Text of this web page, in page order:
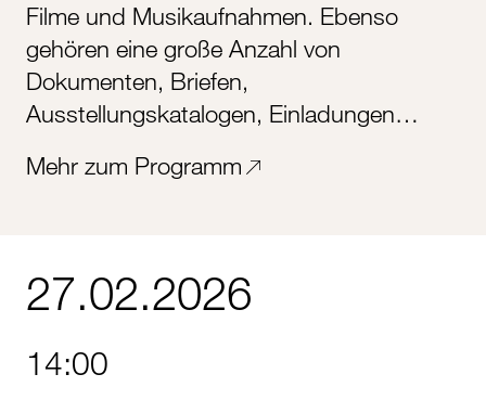
Filme und Musikaufnahmen. Ebenso
gehören eine große Anzahl von
Dokumenten, Briefen,
Ausstellungskatalogen, Einladungen…
Mehr zum Programm
27.02.2026
14:00